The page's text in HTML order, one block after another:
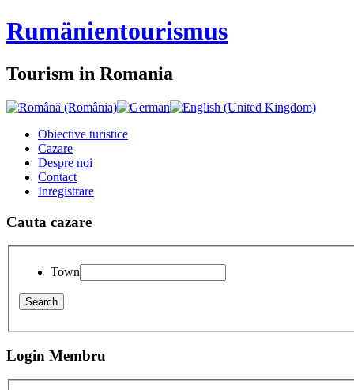
Rumänientourismus
Tourism in Romania
Obiective turistice
Cazare
Despre noi
Contact
Inregistrare
Cauta cazare
Town
Login Membru